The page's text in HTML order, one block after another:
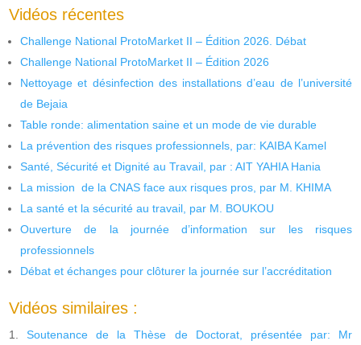
Vidéos récentes
Challenge National ProtoMarket II – Édition 2026. Débat
Challenge National ProtoMarket II – Édition 2026
Nettoyage et désinfection des installations d’eau de l’université
de Bejaia
Table ronde: alimentation saine et un mode de vie durable
La prévention des risques professionnels, par: KAIBA Kamel
Santé, Sécurité et Dignité au Travail, par : AIT YAHIA Hania
La mission de la CNAS face aux risques pros, par M. KHIMA
La santé et la sécurité au travail, par M. BOUKOU
Ouverture de la journée d’information sur les risques
professionnels
Débat et échanges pour clôturer la journée sur l’accréditation
Vidéos similaires :
Soutenance de la Thèse de Doctorat, présentée par: Mr